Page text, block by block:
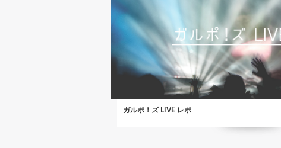
ガルポ！ズ LIVE レポ